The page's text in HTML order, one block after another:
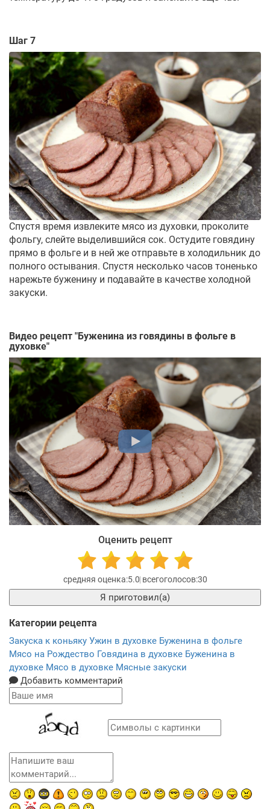
Шаг 7
Спустя время извлеките мясо из духовки, проколите
фольгу, слейте выделившийся сок. Остудите говядину
прямо в фольге и в ней же отправьте в холодильник до
полного остывания. Спустя несколько часов тоненько
нарежьте буженину и подавайте в качестве холодной
закуски.
Видео рецепт "Буженина из говядины в фольге в
духовке"
Оценить рецепт
5.0 30
Я приготовил(а)
Категории рецепта
Закуска к коньяку Ужин в духовке Буженина в фольге
Мясо на Рождество Говядина в духовке Буженина в
духовке Мясо в духовке Мясные закуски
Добавить комментарий